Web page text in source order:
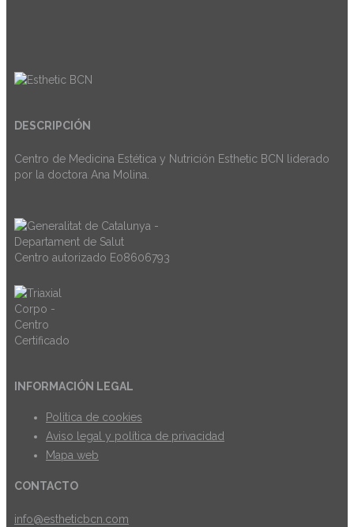
DESCRIPCIÓN
Centro de Medicina Estética y Nutrición Esthetic BCN liderado
por la doctora Ana Molina.
Centro autorizado E08606793
INFORMACIÓN LEGAL
Politica de cookies
Aviso legal y política de privacidad
Mapa web
CONTACTO
info@estheticbcn.com